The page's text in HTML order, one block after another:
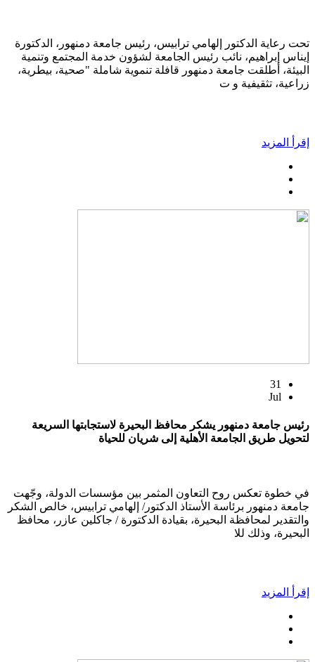
تحت رعاية الدكتور إلهامي ترابيس، رئيس جامعة دمنهور، الدكتورة
إيناس إبراهيم، نائب رئيس الجامعة لشؤون خدمة المجتمع وتنمية
البيئة، أطلقت جامعة دمنهور قافلة تنموية شاملة "صحية، بيطرية،
زراعية، تثقيفية و ت
إقرأ المزيد
31
Jul
رئيس جامعة دمنهور يشكر محافظ البحيرة لاستجابتها السريعة
لتحويل طريق الجامعة الأهلية إلى شريان للحياة
في خطوة تعكس روح التعاون المثمر بين مؤسسات الدولة، وجّهت
جامعة دمنهور برئاسة الأستاذ الدكتور/ إلهامي ترابيس، خالص الشكر
والتقدير لمحافظة البحيرة، بقيادة الدكتورة / جاكلين عازر، محافظ
البحيرة، وذلك للا
إقرأ المزيد